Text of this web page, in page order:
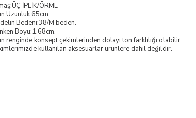
İPLİK/ÖRME
Uzunluk:65cm.
Bedeni:38/M beden.
Boyu:1.68cm.
renginde konsept çekimlerinden dolayı ton farklılığı olabilir.
kullanılan aksesuarlar ürünlere dahil değildir.